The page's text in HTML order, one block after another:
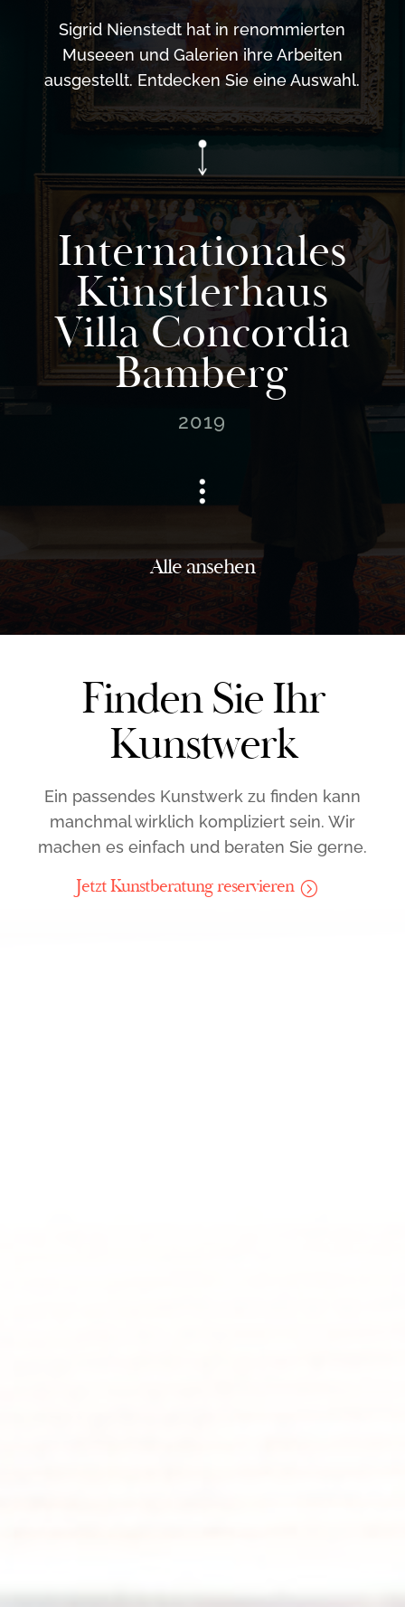
Sigrid Nienstedt hat in renommierten
Museeen und Galerien ihre Arbeiten
ausgestellt. Entdecken Sie eine Auswahl.
Internationales
Künstlerhaus
Villa Concordia
Bamberg
2019
Alle ansehen
Finden Sie Ihr
Kunstwerk
Ein passendes Kunstwerk zu finden kann
manchmal wirklich kompliziert sein. Wir
machen es einfach und beraten Sie gerne.
Jetzt Kunstberatung reservieren